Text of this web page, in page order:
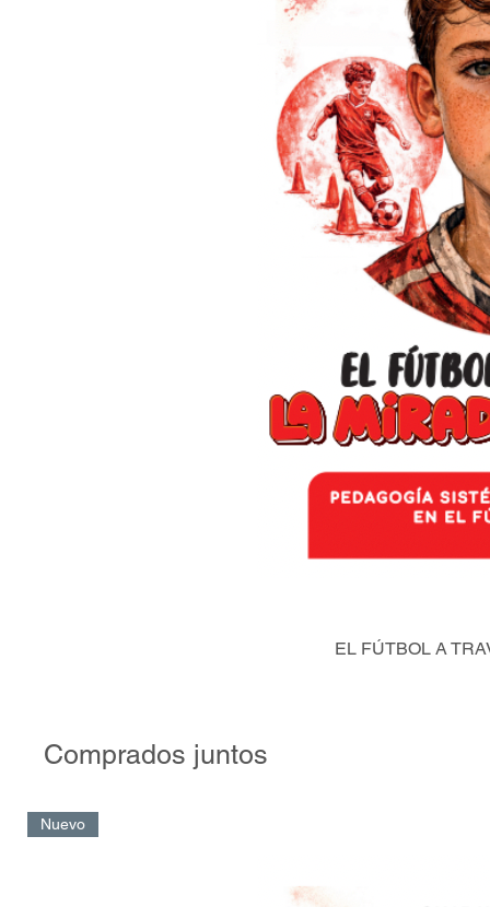
famoso quinteto, pero también se evocará a cada uno de los
ese equipo con el que River recorrió triunfante las canchas
forjar una leyenda que se transformó en una escuela
https://www.laprensa.com.ar/510744-Historia-de-la-mejor-
EL FÚTBOL A
Comprados juntos
Nuevo